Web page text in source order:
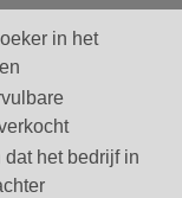
in het
het bedrijf in